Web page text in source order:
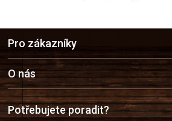
a
t
í
Pro zákazníky
O nás
Potřebujete poradit?